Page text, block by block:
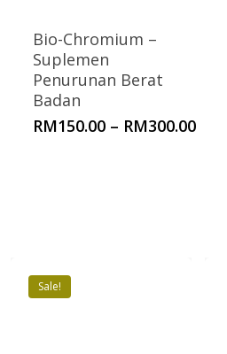
Bio-Chromium –
Suplemen
Penurunan Berat
Badan
RM150.00 – RM300.00
Sale!